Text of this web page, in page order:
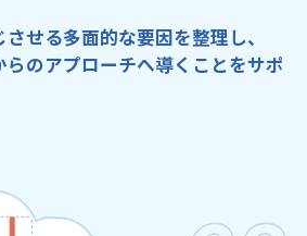
せる多面的な要因を整理し、
のアプローチへ導くことをサポ